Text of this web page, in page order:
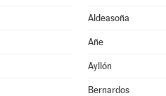
Aldeasoña
Añe
Ayllón
Bernardos